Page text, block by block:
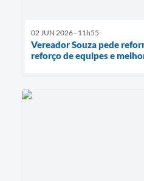
02 JUN 2026 - 11h55
Vereador Souza pede
reforço de equipes e